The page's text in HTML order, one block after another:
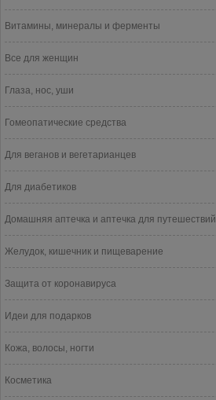
Витамины, минералы и ферменты
Все для женщин
Глаза, нос, уши
Гомеопатические средства
Для веганов и вегетарианцев
Для диабетиков
Домашняя аптечка и аптечка для путешествий
Желудок, кишечник и пищеварение
Защита от коронавируса
Идеи для подарков
Кожа, волосы, ногти
Косметика